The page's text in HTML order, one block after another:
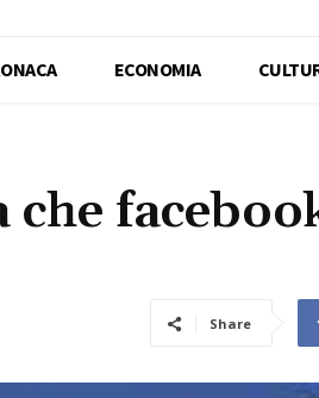
ECONOMIA
Share